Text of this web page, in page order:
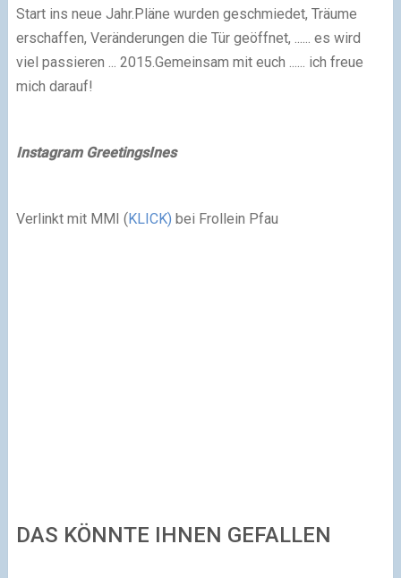
Start ins neue Jahr. Pläne wurden geschmiedet, Träume
erschaffen, Veränderungen die Tür geöffnet, ...... es wird
viel passieren ... 2015.Gemeinsam mit euch ...... ich freue
mich darauf!
Instagram GreetingsInes
Verlinkt mit MMI ( KLICK) bei Frollein Pfau
DAS KÖNNTE IHNEN GEFALLEN